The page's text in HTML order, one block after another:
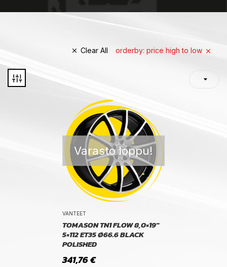
Clear All orderby: price high to low
Varasto loppu!
VANTEET
TOMASON TN1 FLOW 8,0×19″
5×112 ET35 Ø66.6 BLACK
POLISHED
341,76€